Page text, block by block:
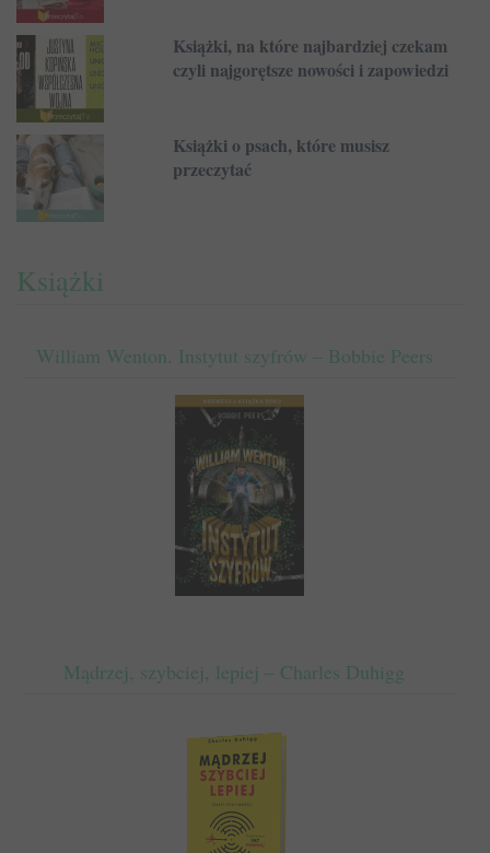
Książki, na które najbardziej czekam
czyli najgorętsze nowości i zapowiedzi
Książki o psach, które musisz
przeczytać
Książki
William Wenton. Instytut szyfrów – Bobbie Peers
Mądrzej, szybciej, lepiej – Charles Duhigg